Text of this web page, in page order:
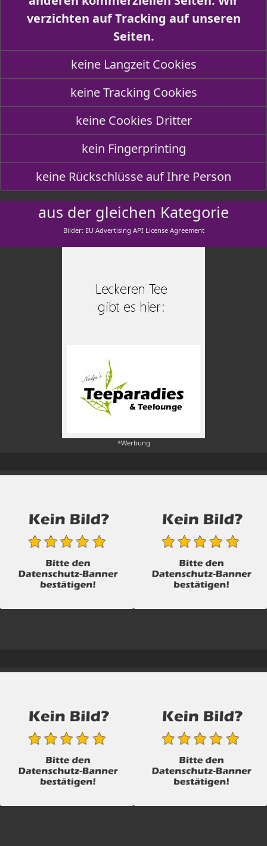
verzichten auf Tracking auf unseren
Seiten.
keine Langzeit Cookies
keine Tracking Cookies
keine Cookies Dritter
kein Fingerprinting
keine Rückschlüsse auf Ihre Person
aus der gleichen Kategorie
Bilder: EU Advertising API License Agreement
*Werbung